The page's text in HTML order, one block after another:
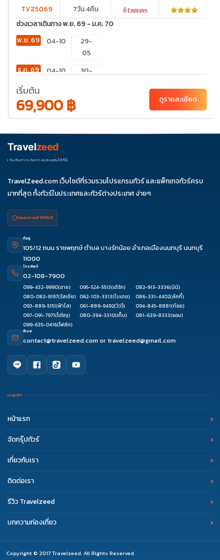
TVZ5069 7วัน 4คืน
ช่วงเวลาเดินทาง พ.ย. 69 - ม.ค. 70
พ.ย. 69
04-10
29-
05
ธ.ค. 69
04-10
30-
เริ่มต้น
69,900 ฿ ดูรายละเอียด
Travelzeed
เริ่มต้นการเดินทางของคุณได้ที่นี่
TravelZeed.com เว็บไซต์ที่รวมรวมโปรแกรมทัวร์ และแพ็กเกจทัวร์ครบ
มากที่สุด ทั้งทัวร์ในประเทศและทัวร์ต่างประเทศ ง่ายๆ
ใบอนุญาต เลขที่ 11/08038
ที่อยู่
105/12 ถนน ราชพฤกษ์ ตำบล บางรักน้อย อำเภอเมืองนนทบุรี นนทบุรี
11000
โทรศัพท์
02-108-7900
099-432-9990(อาย) 095-524-5513(เติร์ก) 082-913-3336(นินิ)
080-082-9197(รัสเซีย) 062-103-3313(ใบเตย) 086-331-4402(ลัคกี้)
093-889-5151(ฟ้าใส) 061-889-9492(วิววี่) 094-845-8881(ก้อย)
097-091-7971(โจริญ) 080-394-3310(เก็บ) 081-639-8333(แอม)
099-635-0416(โฟล์ค)
อีเมล
contact@travelzeed.comortravelzeed@gmail.com
เมนูหลัก
หน้าแรก
จัดกรุ๊ปทัวร์
เกี่ยวกับเรา
ติดต่อเรา
รีวิว Travelzeed
บทความท่องเที่ยว
Copyright © 2017 Travelzeed. All Rights Reserved.